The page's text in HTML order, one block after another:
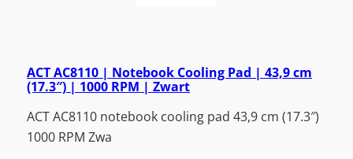
ACT AC8110 | Notebook Cooling Pad | 43,9 cm
(17.3″) | 1000 RPM | Zwart
ACT AC8110 notebook cooling pad 43,9 cm (17.3″)
1000 RPM Zwa